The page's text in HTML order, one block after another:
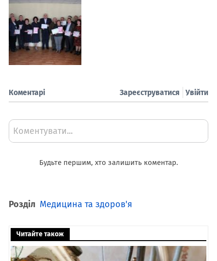
Коментарі Увійти
Зареєструватися
Коментувати...
Будьте першим, хто залишить коментар.
Розділ Медицина та здоров'я
Читайте також